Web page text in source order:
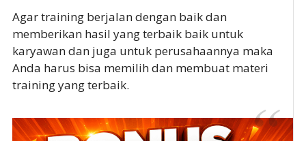
Agar training berjalan dengan baik dan
memberikan hasil yang terbaik baik untuk
karyawan dan juga untuk perusahaannya maka
Anda harus bisa memilih dan membuat materi
training yang terbaik.